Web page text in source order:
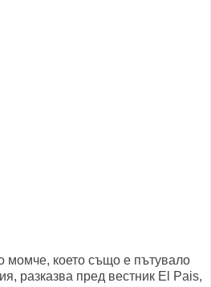
момче, което също е пътувало
разказва пред вестник El Pais,